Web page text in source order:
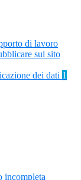
di lavoro
sul sito
dei dati 1
incompleta